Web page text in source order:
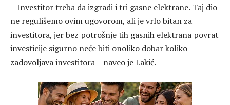
– Investitor treba da izgradi i tri gasne elektrane. Taj dio
ne regulišemo ovim ugovorom, ali je vrlo bitan za
investitora, jer bez potrošnje tih gasnih elektrana povrat
investicije sigurno neće biti onoliko dobar koliko
zadovoljava investitora – naveo je Lakić.